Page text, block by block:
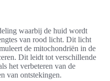
waarbij de huid wordt
van rood licht. Dit licht
de mitochondriën in de
Dit leidt tot verschillende
het verbeteren van de
van ontstekingen.